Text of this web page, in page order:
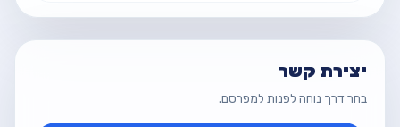
יצירת קשר
בחר דרך נוחה לפנות למפרסם.